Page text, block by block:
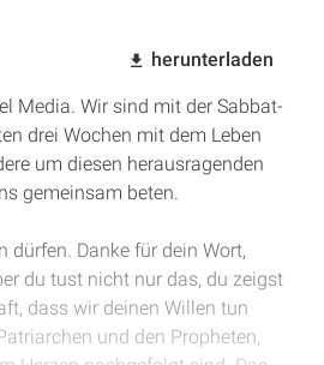
herunterladen
Media. Wir sind mit der Sabbat-
drei Wochen mit dem Leben
um diesen herausragenden
gemeinsam beten.
dürfen. Danke für dein Wort,
du tust nicht nur das, du zeigst
dass wir deinen Willen tun
und den Propheten,